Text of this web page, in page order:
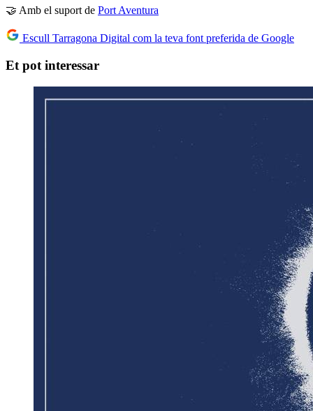
🤝 Amb el suport de Port Aventura
Escull Tarragona Digital com la teva font preferida de Google
Et pot interessar